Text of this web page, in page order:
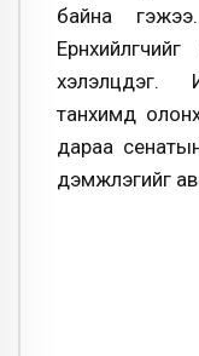
байна
хэлэлцдэг.
танхимд
дараа
дэмжлэгийг